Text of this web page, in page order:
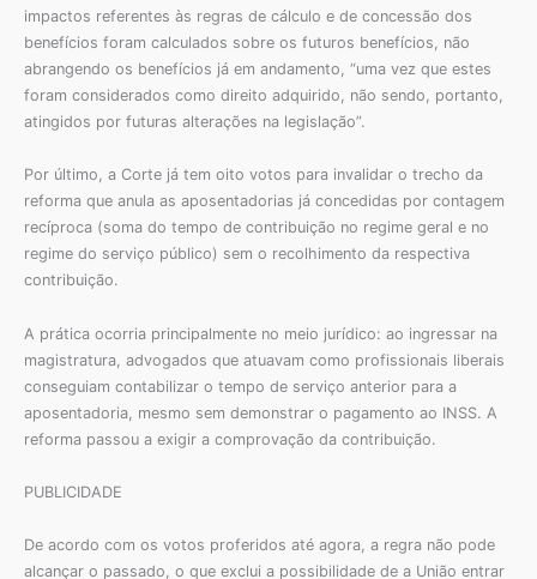
impactos referentes às regras de cálculo e de concessão dos
benefícios foram calculados sobre os futuros benefícios, não
abrangendo os benefícios já em andamento, “uma vez que estes
foram considerados como direito adquirido, não sendo, portanto,
atingidos por futuras alterações na legislação”.
Por último, a Corte já tem oito votos para invalidar o trecho da
reforma que anula as aposentadorias já concedidas por contagem
recíproca (soma do tempo de contribuição no regime geral e no
regime do serviço público) sem o recolhimento da respectiva
contribuição.
A prática ocorria principalmente no meio jurídico: ao ingressar na
magistratura, advogados que atuavam como profissionais liberais
conseguiam contabilizar o tempo de serviço anterior para a
aposentadoria, mesmo sem demonstrar o pagamento ao INSS. A
reforma passou a exigir a comprovação da contribuição.
PUBLICIDADE
De acordo com os votos proferidos até agora, a regra não pode
alcançar o passado, o que exclui a possibilidade de a União entrar